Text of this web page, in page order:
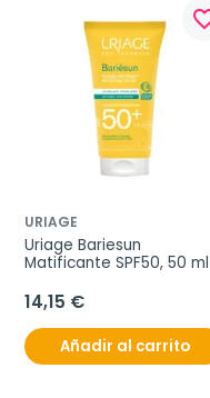
URIAGE
Uriage Bariesun
Matificante SPF50, 50 ml
14,15 €
Añadir al carrito